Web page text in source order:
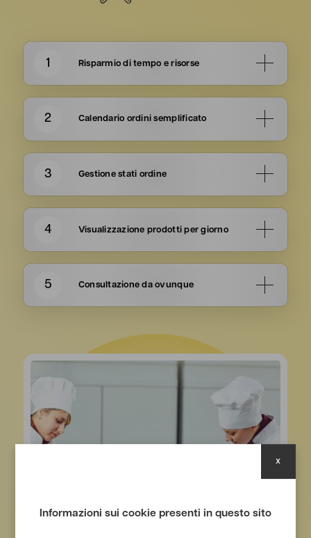
1 Risparmio di tempo e risorse
Elimina i documenti cartacei,riduci l’impatto
ambientaleelibera spazio preziosonel
laboratorio.
2 Calendario ordini semplificato
Organizza e pianifica gli ordini in modo
agevolecon uncalendario integrato
settimanale o giornaliero
3 Gestione stati ordine
Monitora il progressodi ciascun ordine con
chiari cambi di stato e colori,facilitando la
4 Visualizzazione prodotti per giorno
Il sistema raccoglie automaticamente i dati
relativi a ogni prodotto ordinato e li somma in
mostrarti chiaramente quanti
prodotti devi preparare per ciascuna
5 Consultazione da ovunque
Accedi al gestionale da qualsiasi dispositivo
flessibilità operativa.
Informazioni sui cookie presenti in questo sito
x